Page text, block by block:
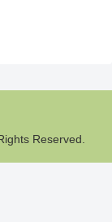
Reserved.